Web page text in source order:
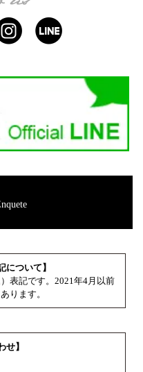
について】
表記です。2021年4月以前
ります。
せ】